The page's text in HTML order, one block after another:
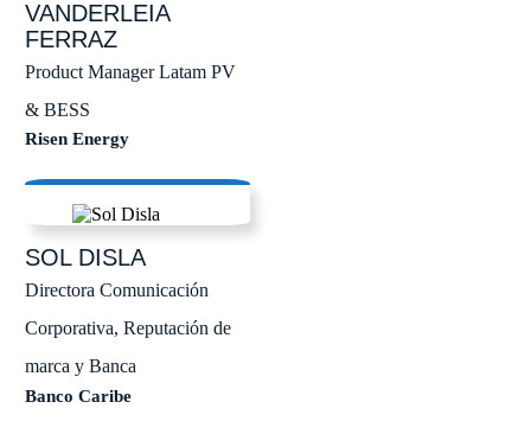
VANDERLEIA
FERRAZ
Product Manager Latam PV
& BESS
Risen Energy
SOLDISLA
Directora Comunicación
Corporativa, Reputación de
marca y Banca
Banco Caribe